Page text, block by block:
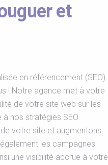
et
en référencement (SEO)
! Notre agence met à votre
de votre site web sur les
nos stratégies SEO
votre site et augmentons
les campagnes
une visibilité accrue à votre